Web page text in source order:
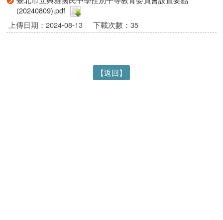
(20240809).pdf
上傳日期：2024-08-13
下載次數：35
【返回】